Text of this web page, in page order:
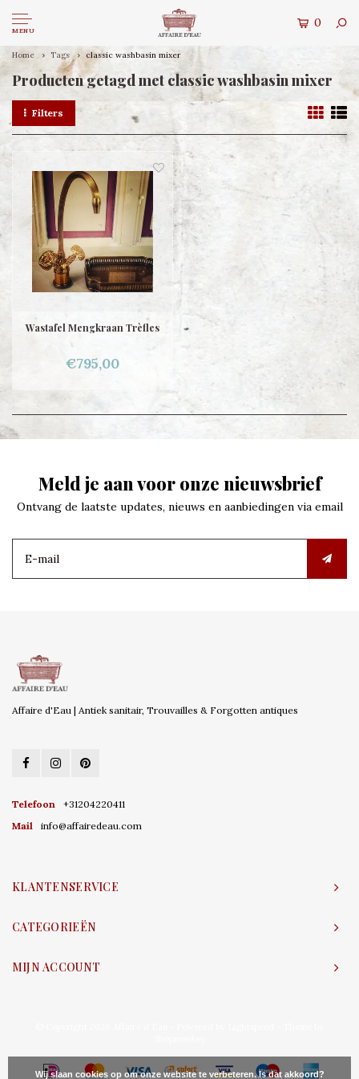
MENU
0
Home Tags classic washbasin mixer
Producten getagd met classic washbasin mixer
Filters
Wastafel Mengkraan Trèfles
€795,00
Meld je aan voor onze nieuwsbrief
Ontvang de laatste updates, nieuws en aanbiedingen via email
Affaire d'Eau | Antiek sanitair, Trouvailles & Forgotten antiques
Telefoon
+31204220411
Mail
info@affairedeau.com
KLANTENSERVICE
CATEGORIEËN
MIJN ACCOUNT
Wij slaan cookies op om onze website te verbeteren. Is dat akkoord?